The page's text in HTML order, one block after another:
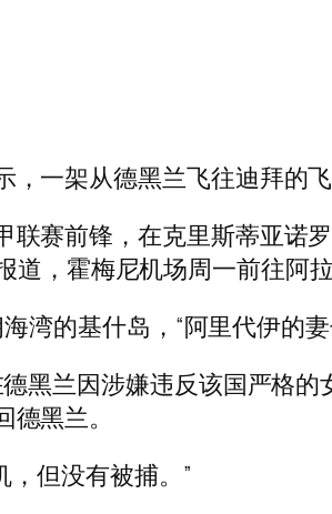
一架从德黑兰飞往迪拜的
赛前锋，在克里斯蒂亚诺
，霍梅尼机场周一前往阿
湾的基什岛，“阿里代伊的妻
黑兰因涉嫌违反该国严格
黑兰。
，但没有被捕。”